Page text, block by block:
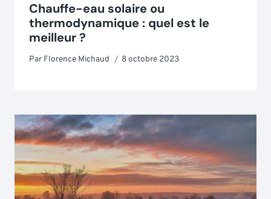
Chauffe-eau solaire ou
thermodynamique : quel est le
meilleur ?
Par Florence Michaud 8 octobre 2023